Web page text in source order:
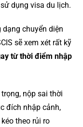
dụng visa du lịch.
chuyển diện
sẽ xem xét rất kỹ
từ thời điểm nhập
nộp sai thời
đích nhập cảnh,
theo rủi ro